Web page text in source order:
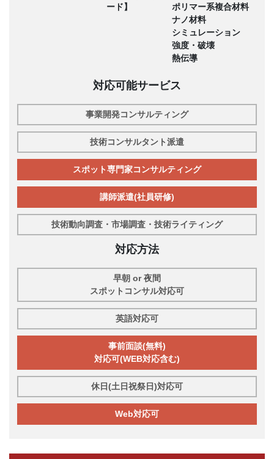
ード】
ポリマー系複合材料
ナノ材料
シミュレーション
強度・破壊
熱伝導
対応可能サービス
事業開発コンサルティング
技術コンサルタント派遣
スポット専門家コンサルティング
講師派遣(社員研修)
技術動向調査・市場調査・技術ライティング
対応方法
早朝 or 夜間
スポットコンサル対応可
英語対応可
事前面談(無料)
対応可(WEB対応含む)
休日(土日祝祭日)対応可
Web対応可